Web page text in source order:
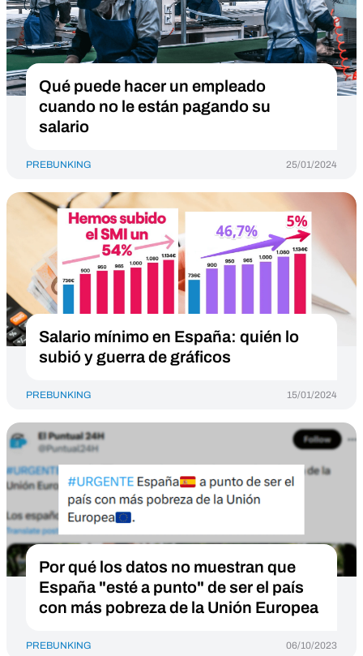
Qué puede hacer un empleado
cuando no le están pagando su
salario
PREBUNKING 25/01/2024
Salario mínimo en España: quién lo
subió y guerra de gráficos
PREBUNKING 15/01/2024
Por qué los datos no muestran que
España "esté a punto" de ser el país
con más pobreza de la Unión Europea
PREBUNKING 06/10/2023